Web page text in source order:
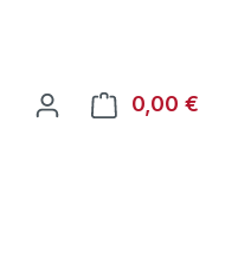
0,00 €